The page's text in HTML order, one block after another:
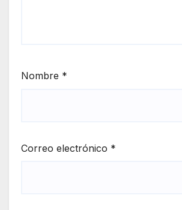
Nombre *
Correo electrónico *